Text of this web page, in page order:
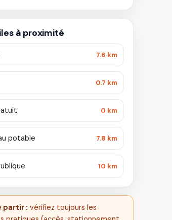
à proximité
7.6 km
0.7 km
0 km
potable 7.8 km
10 km
partir : vérifiez toujours les